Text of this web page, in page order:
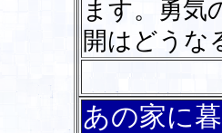
ます。勇気
開はどうな
あの家に